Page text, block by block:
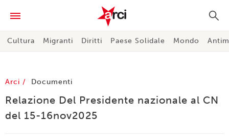
Cultura Migranti Diritti Paese Solidale Mondo
Arci Documenti
Relazione Del Presidente nazionale al CN
del 15-16nov2025